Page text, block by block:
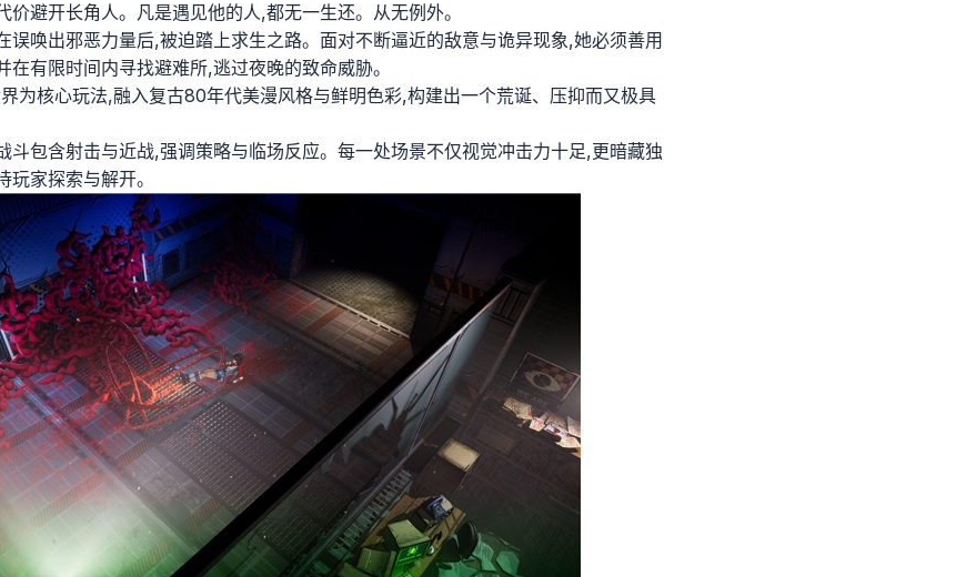
避开长角人。凡是遇见他的人,都无一生还。从无例外。
误唤出邪恶力量后,被迫踏上求生之路。面对不断逼近的敌意与诡异现象,她必须善用
有限时间内寻找避难所,逃过夜晚的致命威胁。
为核心玩法,融入复古80年代美漫风格与鲜明色彩,构建出一个荒诞、压抑而又极具
斗包含射击与近战,强调策略与临场反应。每一处场景不仅视觉冲击力十足,更暗藏独
家探索与解开。